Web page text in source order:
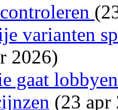
varianten
2026)
gaat
(23 apr